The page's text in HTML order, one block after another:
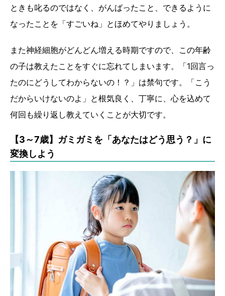
ときも叱るのではなく、がんばったこと、できるように
なったことを「すごいね」とほめてやりましょう。
また神経細胞がどんどん増える時期ですので、この年齢
の子は教えたことをすぐに忘れてしまいます。「1回言っ
たのにどうしてわからないの！？」は禁句です。「こう
だからいけないのよ」と根気良く、丁寧に、心を込めて
何回も繰り返し教えていくことが大切です。
【3～7歳】ガミガミを「あなたはどう思う？」に
変換しよう